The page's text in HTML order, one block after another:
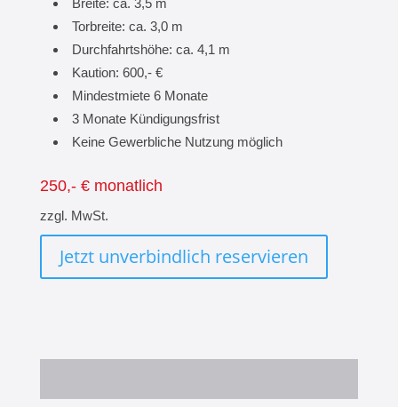
Breite: ca. 3,5 m
Torbreite: ca. 3,0 m
Durchfahrtshöhe: ca. 4,1 m
Kaution: 600,- €
Mindestmiete 6 Monate
3 Monate Kündigungsfrist
Keine Gewerbliche Nutzung möglich
250,- € monatlich
zzgl. MwSt.
Jetzt unverbindlich reservieren